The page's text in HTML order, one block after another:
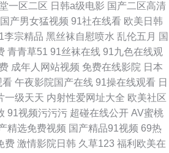
一区二区 日韩a级电影 国产二区高清
国产男女猛视频 91社在线看 欧美日韩
李宗精品 黑丝袜自慰喷水 乱伦五月 国
青青草51 91丝袜在线 91九色在线观
成年人网站视频 免费在线影院 日本
看 午夜影院国产在线 91操在线观看 日
一级天天 内射性爱网址大全 欧美社区
91视频污污污 超碰在线公开 AV蜜桃
精选免费视频 国产精品91视频 69热
费 激情影院日韩 久草123 福利欧美在